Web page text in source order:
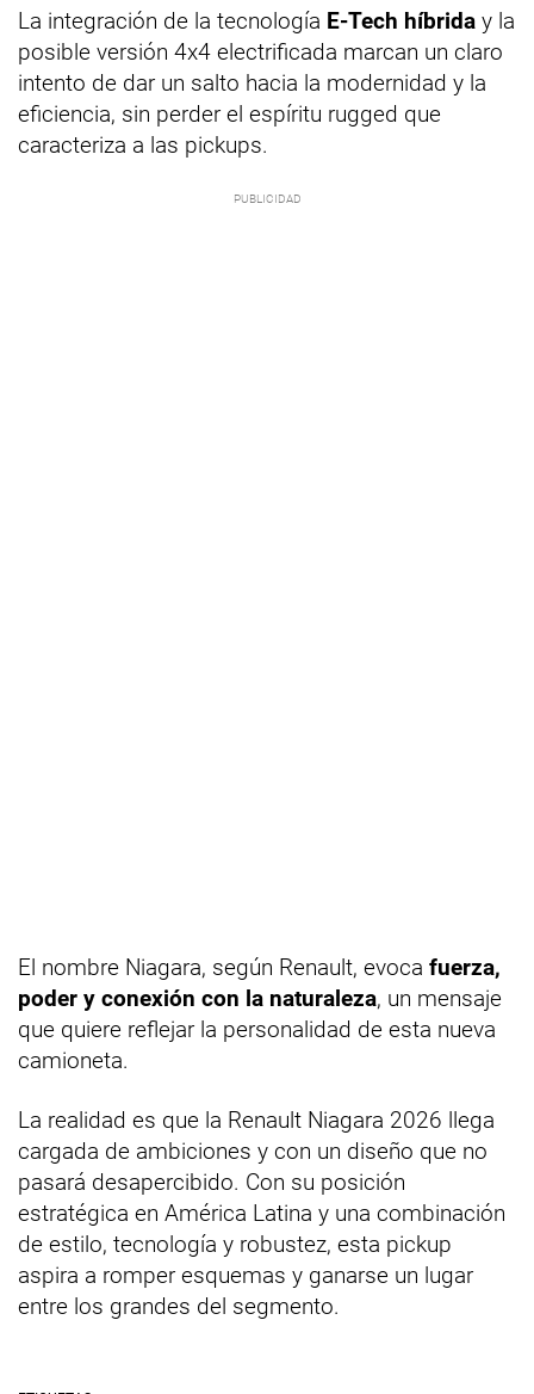
La integración de la tecnología E-Tech híbrida y la
posible versión 4x4 electrificada marcan un claro
intento de dar un salto hacia la modernidad y la
eficiencia, sin perder el espíritu rugged que
caracteriza a las pickups.
El nombre Niagara, según Renault, evoca fuerza,
poder y conexión con la naturaleza, un mensaje
que quiere reflejar la personalidad de esta nueva
camioneta.
La realidad es que la Renault Niagara 2026 llega
cargada de ambiciones y con un diseño que no
pasará desapercibido. Con su posición
estratégica en América Latina y una combinación
de estilo, tecnología y robustez, esta pickup
aspira a romper esquemas y ganarse un lugar
entre los grandes del segmento.